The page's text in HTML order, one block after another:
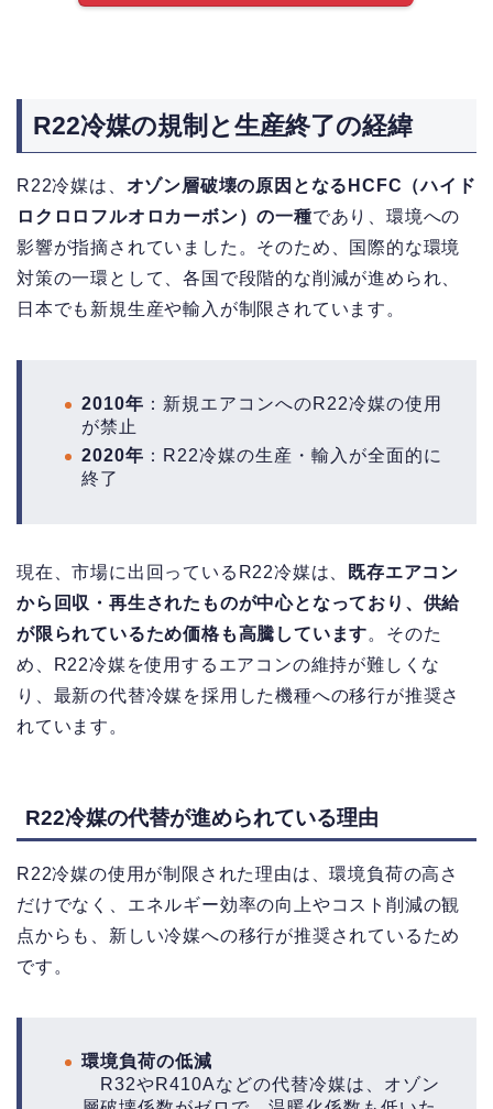
R22冷媒の規制と生産終了の経緯
R22冷媒は、 オゾン層破壊の原因となるHCFC（ハイド
ロクロロフルオロカーボン）の一種であり、環境への
影響が指摘されていました。そのため、国際的な環境
対策の一環として、各国で段階的な削減が進められ、
日本でも新規生産や輸入が制限されています。
2010年 ：新規エアコンへのR22冷媒の使用
が禁止
2020年 ：R22冷媒の生産・輸入が全面的に
終了
現在、市場に出回っているR22冷媒は、
既存エアコン
から回収・再生されたものが中心となっており、供給
が限られているため価格も高騰しています。そのた
め、R22冷媒を使用するエアコンの維持が難しくな
り、最新の代替冷媒を採用した機種への移行が推奨さ
れています。
R22冷媒の代替が進められている理由
R22冷媒の使用が制限された理由は、環境負荷の高さ
だけでなく、エネルギー効率の向上やコスト削減の観
点からも、新しい冷媒への移行が推奨されているため
です。
環境負荷の低減
R32やR410Aなどの代替冷媒は、オゾン